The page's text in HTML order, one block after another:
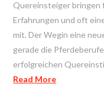
Quereinsteiger bringen
Erfahrungen und oft
mit. Der Wegin eine
gerade die
erfolgreichen
Read More